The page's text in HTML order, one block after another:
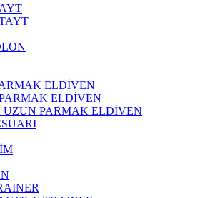
ELDİVEN
ELDİVEN
PARMAK ELDİVEN